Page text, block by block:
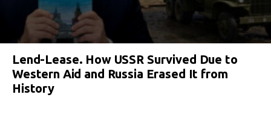
Lend-Lease. How USSR Survived Due to
Western Aid and Russia Erased It from
History